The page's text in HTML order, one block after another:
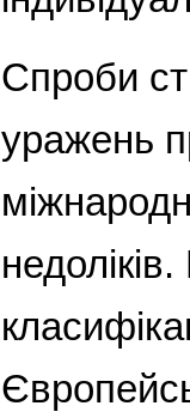
Спроби
уражень